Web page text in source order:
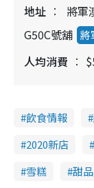
地址
將軍
G50C號舖 將
人均消費
飲食情報
2020新店
雪糕
甜品